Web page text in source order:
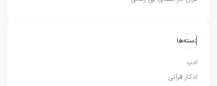
دسته‌ها
ادب
اذکار قرآنی